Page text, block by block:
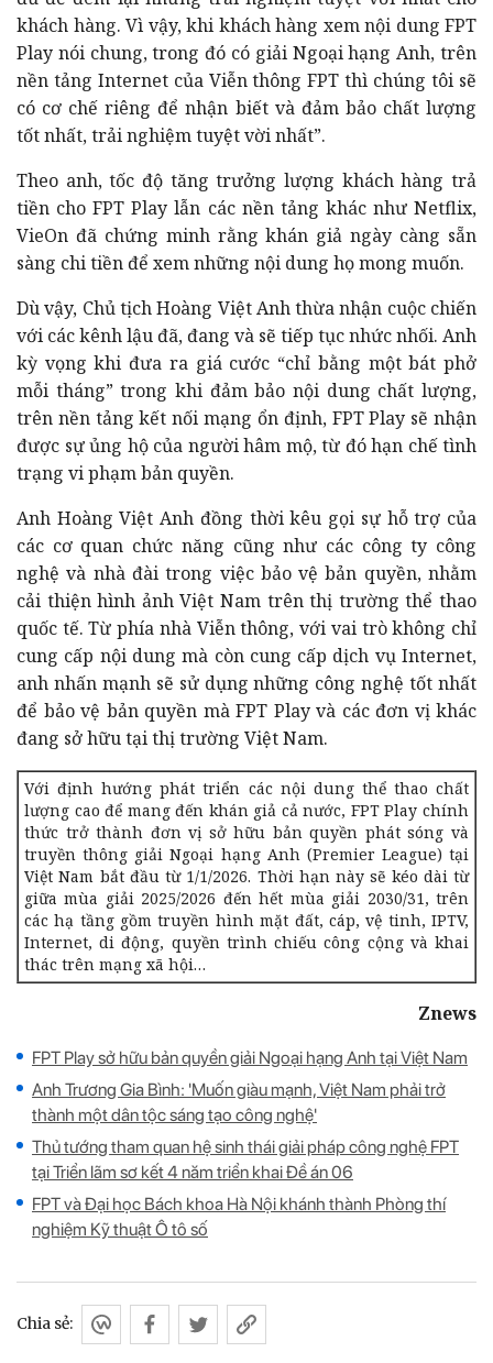
khách hàng. Vì vậy, khi khách hàng xem nội dung FPT
Play nói chung, trong đó có giải Ngoại hạng Anh, trên
nền tảng Internet của Viễn thông FPT thì chúng tôi sẽ
có cơ chế riêng để nhận biết và đảm bảo chất lượng
tốt nhất, trải nghiệm tuyệt vời nhất”.
Theo anh, tốc độ tăng trưởng lượng khách hàng trả
tiền cho FPT Play lẫn các nền tảng khác như Netflix,
VieOn đã chứng minh rằng khán giả ngày càng sẵn
sàng chi tiền để xem những nội dung họ mong muốn.
Dù vậy, Chủ tịch Hoàng Việt Anh thừa nhận cuộc chiến
với các kênh lậu đã, đang và sẽ tiếp tục nhức nhối. Anh
kỳ vọng khi đưa ra giá cước “chỉ bằng một bát phở
mỗi tháng” trong khi đảm bảo nội dung chất lượng,
trên nền tảng kết nối mạng ổn định, FPT Play sẽ nhận
được sự ủng hộ của người hâm mộ, từ đó hạn chế tình
trạng vi phạm bản quyền.
Anh Hoàng Việt Anh đồng thời kêu gọi sự hỗ trợ của
các cơ quan chức năng cũng như các công ty công
nghệ và nhà đài trong việc bảo vệ bản quyền, nhằm
cải thiện hình ảnh Việt Nam trên thị trường thể thao
quốc tế. Từ phía nhà Viễn thông, với vai trò không chỉ
cung cấp nội dung mà còn cung cấp dịch vụ Internet,
anh nhấn mạnh sẽ sử dụng những công nghệ tốt nhất
để bảo vệ bản quyền mà FPT Play và các đơn vị khác
đang sở hữu tại thị trường Việt Nam.
Với định hướng phát triển các nội dung thể thao chất
lượng cao để mang đến khán giả cả nước, FPT Play chính
thức trở thành đơn vị sở hữu bản quyền phát sóng và
truyền thông giải Ngoại hạng Anh (Premier League) tại
Việt Nam bắt đầu từ 1/1/2026. Thời hạn này sẽ kéo dài từ
giữa mùa giải 2025/2026 đến hết mùa giải 2030/31, trên
các hạ tầng gồm truyền hình mặt đất, cáp, vệ tinh, IPTV,
Internet, di động, quyền trình chiếu công cộng và khai
thác trên mạng xã hội…
Znews
FPT Play sở hữu bản quyền giải Ngoại hạng Anh tại Việt Nam
Anh Trương Gia Bình: 'Muốn giàu mạnh, Việt Nam phải trở
thành một dân tộc sáng tạo công nghệ'
Thủ tướng tham quan hệ sinh thái giải pháp công nghệ FPT
tại Triển lãm sơ kết 4 năm triển khai Đề án 06
FPT và Đại học Bách khoa Hà Nội khánh thành Phòng thí
nghiệm Kỹ thuật Ô tô số
Chia sẻ: